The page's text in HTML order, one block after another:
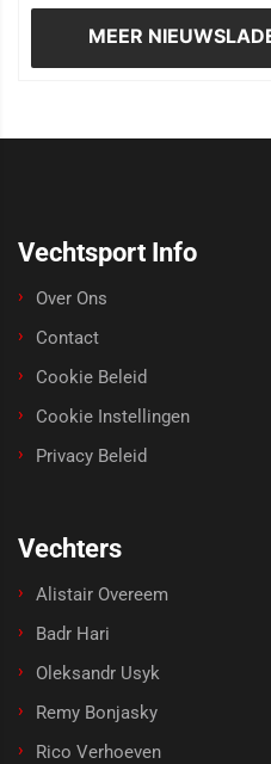
MEER NIEUWS
Vechtsport Info
Over Ons
Contact
Cookie Beleid
Cookie Instellingen
Privacy Beleid
Vechters
Alistair Overeem
Badr Hari
Oleksandr Usyk
Remy Bonjasky
Rico Verhoeven